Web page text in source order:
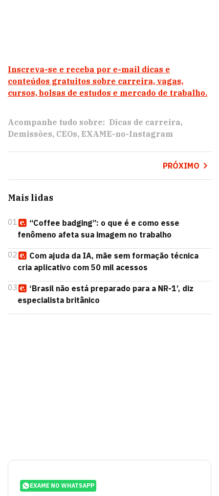
Inscreva-se e receba por e-mail dicas e
conteúdos gratuitos sobre carreira, vagas,
cursos, bolsas de estudos e mercado de trabalho.
Acompanhe tudo sobre: Dicas de carreira
Demissões CEOs EXAME-no-Instagram
PRÓXIMO
Mais lidas
01
“Coffee badging”: o que é e como esse
fenômeno afeta sua imagem no trabalho
02
Com ajuda da IA, mãe sem formação técnica
cria aplicativo com 50 mil acessos
03
‘Brasil não está preparado para a NR-1’, diz
especialista britânico
EXAME NO WHATSAPP